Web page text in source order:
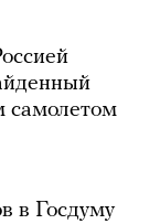
самолетом
в Госдуму